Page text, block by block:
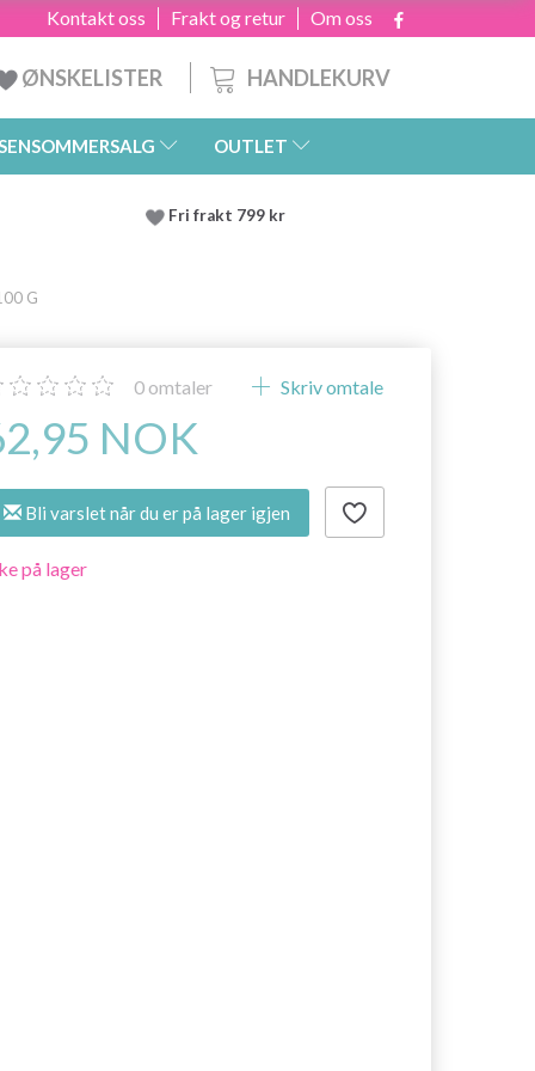
Om oss
Frakt og retur
Kontakt oss
HANDLEKURV
ØNSKELISTER
OUTLET
Fri frakt 799 kr
G
0 omtaler Skriv omtale
NOK
Bli varslet når du er på lager igjen
på lager